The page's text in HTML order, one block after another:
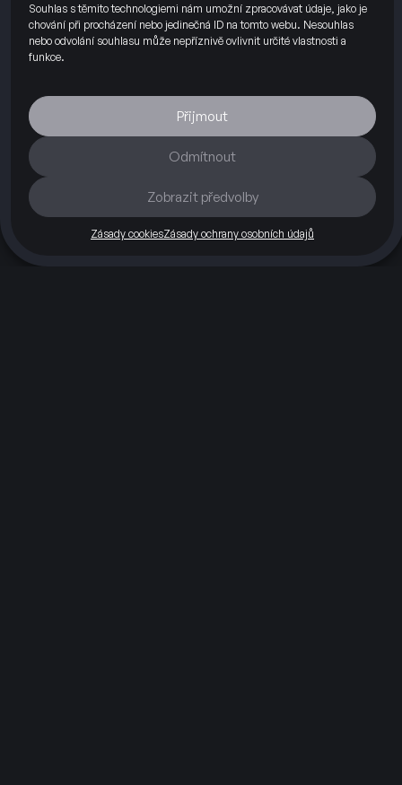
Souhlas s těmito technologiemi nám umožní zpracovávat údaje, jako je
chování při procházení nebo jedinečná ID na tomto webu. Nesouhlas
nebo odvolání souhlasu může nepříznivě ovlivnit určité vlastnosti a
funkce.
Přijmout
Odmítnout
Zobrazit předvolby
Zásady cookiesZásady ochrany osobních údajů
Silnice Okruh O nás Blog Kontakty
Partneři
Máte otázky?